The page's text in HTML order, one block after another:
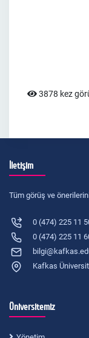
3878 kez
İletişim
Tüm görüş ve
0 (474) 225 11
0 (474) 225 11
Kafkas
Üniversitemiz